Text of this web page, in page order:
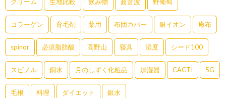
コラーゲン 育毛剤 薬用 布団カバー 銀イオン 癒布
spinor 必須脂肪酸 高野山 寝具 湿度 シード100
スピノル 銅水 月のしずく化粧品 加湿器 CACTI 5G
毛根 料理 ダイエット 銀水